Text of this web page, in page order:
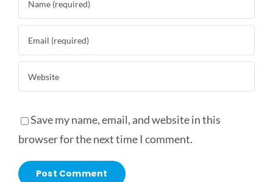
Save my name, email, and website in this
browser for the next time I comment.